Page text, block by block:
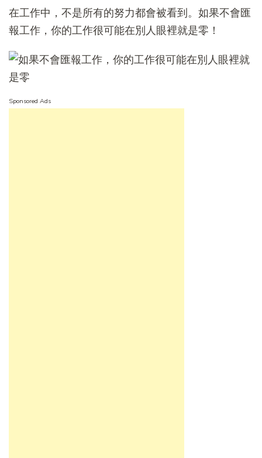
在工作中，不是所有的努力都會被看到。如果不會匯
報工作，你的工作很可能在別人眼裡就是零！
Sponsored Ads